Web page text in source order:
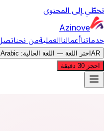
تخطّي إلى المحتوى
Azinove
خدماتناأعمالناالعمليةمن نحن
AR اختر اللغة — اللغة الحالية: Arabic
احجز 30 دقيقة
خدماتنا